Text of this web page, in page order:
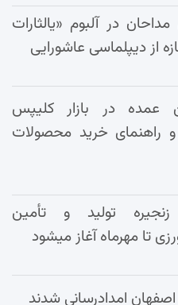
در آلبوم «یالثارات
از دیپلماسی عاشورایی
عمده در بازار کلیپس
و راهنمای خرید محصولات
تولید و تأمین
تا مهرماه آغاز میشود